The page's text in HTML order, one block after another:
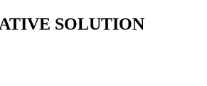
SOLUTION